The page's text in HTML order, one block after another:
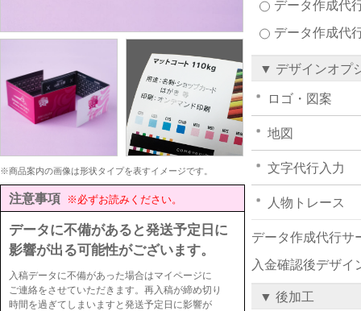
※商品案内の画像は形状タイプを表すイメージです。
注意事項 ※必ずお読みください。
データに不備があると発送予定日に
影響が出る可能性がございます。
入稿データに不備があった場合はマイページに
ご連絡をさせていただきます。再入稿が締め切り
時間を過ぎてしまいますと発送予定日に影響が
データ作成代
データ作成代
▼ デザインオプ
ロゴ・図案
地図
文字代行入力
人物トレース
データ作成代行サ
入金確認後デザイ
▼ 後加工